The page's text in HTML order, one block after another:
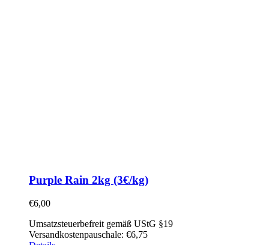
Purple Rain 2kg (3€/kg)
€6,00
Umsatzsteuerbefreit gemäß UStG §19
Versandkostenpauschale: €6,75